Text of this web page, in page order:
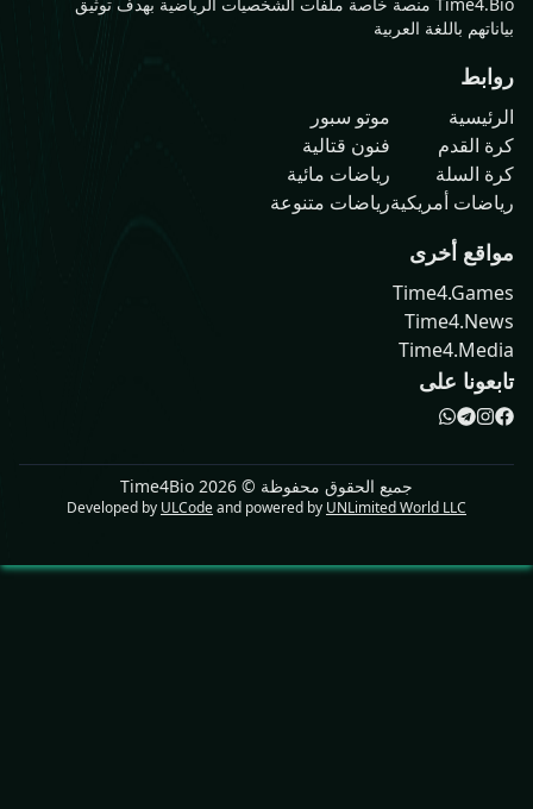
باللغة العربية
أمريكية
موتو سبور
فنون قتالية
رياضات مائية
رياضات متنوعة
أخرى
على
جميع الحقوق محفوظة ©2026
Time4Bio
Developed byULCodeand powered byUNLimited World LLC